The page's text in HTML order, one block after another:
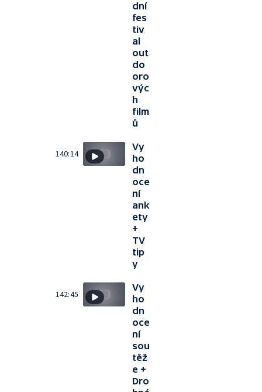
dní
fes
tiv
al
out
do
oro
výc
h
film
ů
140:14
Vy
ho
dn
oce
ní
ank
ety
+
TV
tip
y
142:45
Vy
ho
dn
oce
ní
sou
těž
e +
Dro